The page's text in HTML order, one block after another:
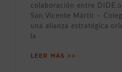
colaboración entre
San Vicente Mártir –
una alianza estratégica
la
LEER MÁS >>